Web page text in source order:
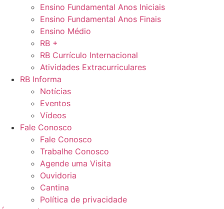
Ensino Fundamental Anos Iniciais
Ensino Fundamental Anos Finais
Ensino Médio
RB +
RB Currículo Internacional
Atividades Extracurriculares
RB Informa
Notícias
Eventos
Vídeos
Fale Conosco
Fale Conosco
Trabalhe Conosco
Agende uma Visita
Ouvidoria
Cantina
Política de privacidade